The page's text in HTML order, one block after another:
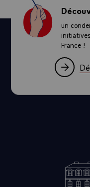
déployer des moyens
aériens. La France
l'opération deux
Quel est l'objectif ?
humanitaire :
s'échouer ou puissent
humaines. En même
qu'il puisse y avoir un
madame MOGHERINI
du droit international.
options pour que les
utilisées par les
un
France !